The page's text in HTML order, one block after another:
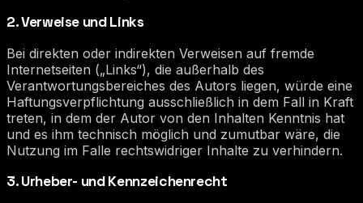
2. Verweise und Links
Bei direkten oder indirekten Verweisen auf fremde
Internetseiten („Links“), die außerhalb des
Verantwortungsbereiches des Autors liegen, würde eine
Haftungsverpflichtung ausschließlich in dem Fall in Kraft
treten, in dem der Autor von den Inhalten Kenntnis hat
und es ihm technisch möglich und zumutbar wäre, die
Nutzung im Falle rechtswidriger Inhalte zu verhindern.
3. Urheber- und Kennzeichenrecht